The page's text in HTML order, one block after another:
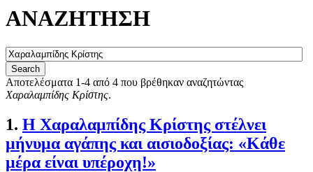
ΑΝΑΖΗΤΗΣΗ
Αποτελέσματα 1-4 από 4 που βρέθηκαν αναζητώντας
Χαραλαμπίδης Κρίστης.
1. Η Χαραλαμπίδης Κρίστης στέλνει
μήνυμα αγάπης και αισιοδοξίας: «Κάθε
μέρα είναι υπέροχη!»